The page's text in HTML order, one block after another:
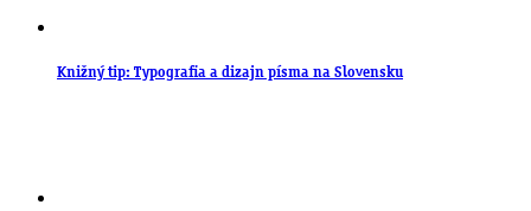
Knižný tip: Typografia a dizajn písma na Slovensku